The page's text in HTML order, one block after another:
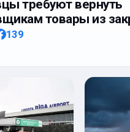
требуют вернуть
товары из
139